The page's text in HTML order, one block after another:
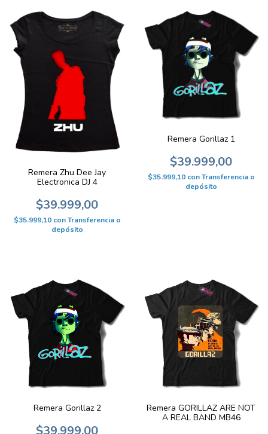
Remera Zhu Dee Jay
Electronica DJ 4
$39.999,00
$35.999,10 con Transferencia o
depósito
Remera Gorillaz 1
$39.999,00
$35.999,10 con Transferencia o
depósito
Remera Gorillaz 2
Remera GORILLAZ ARE NOT
A REAL BAND MB46